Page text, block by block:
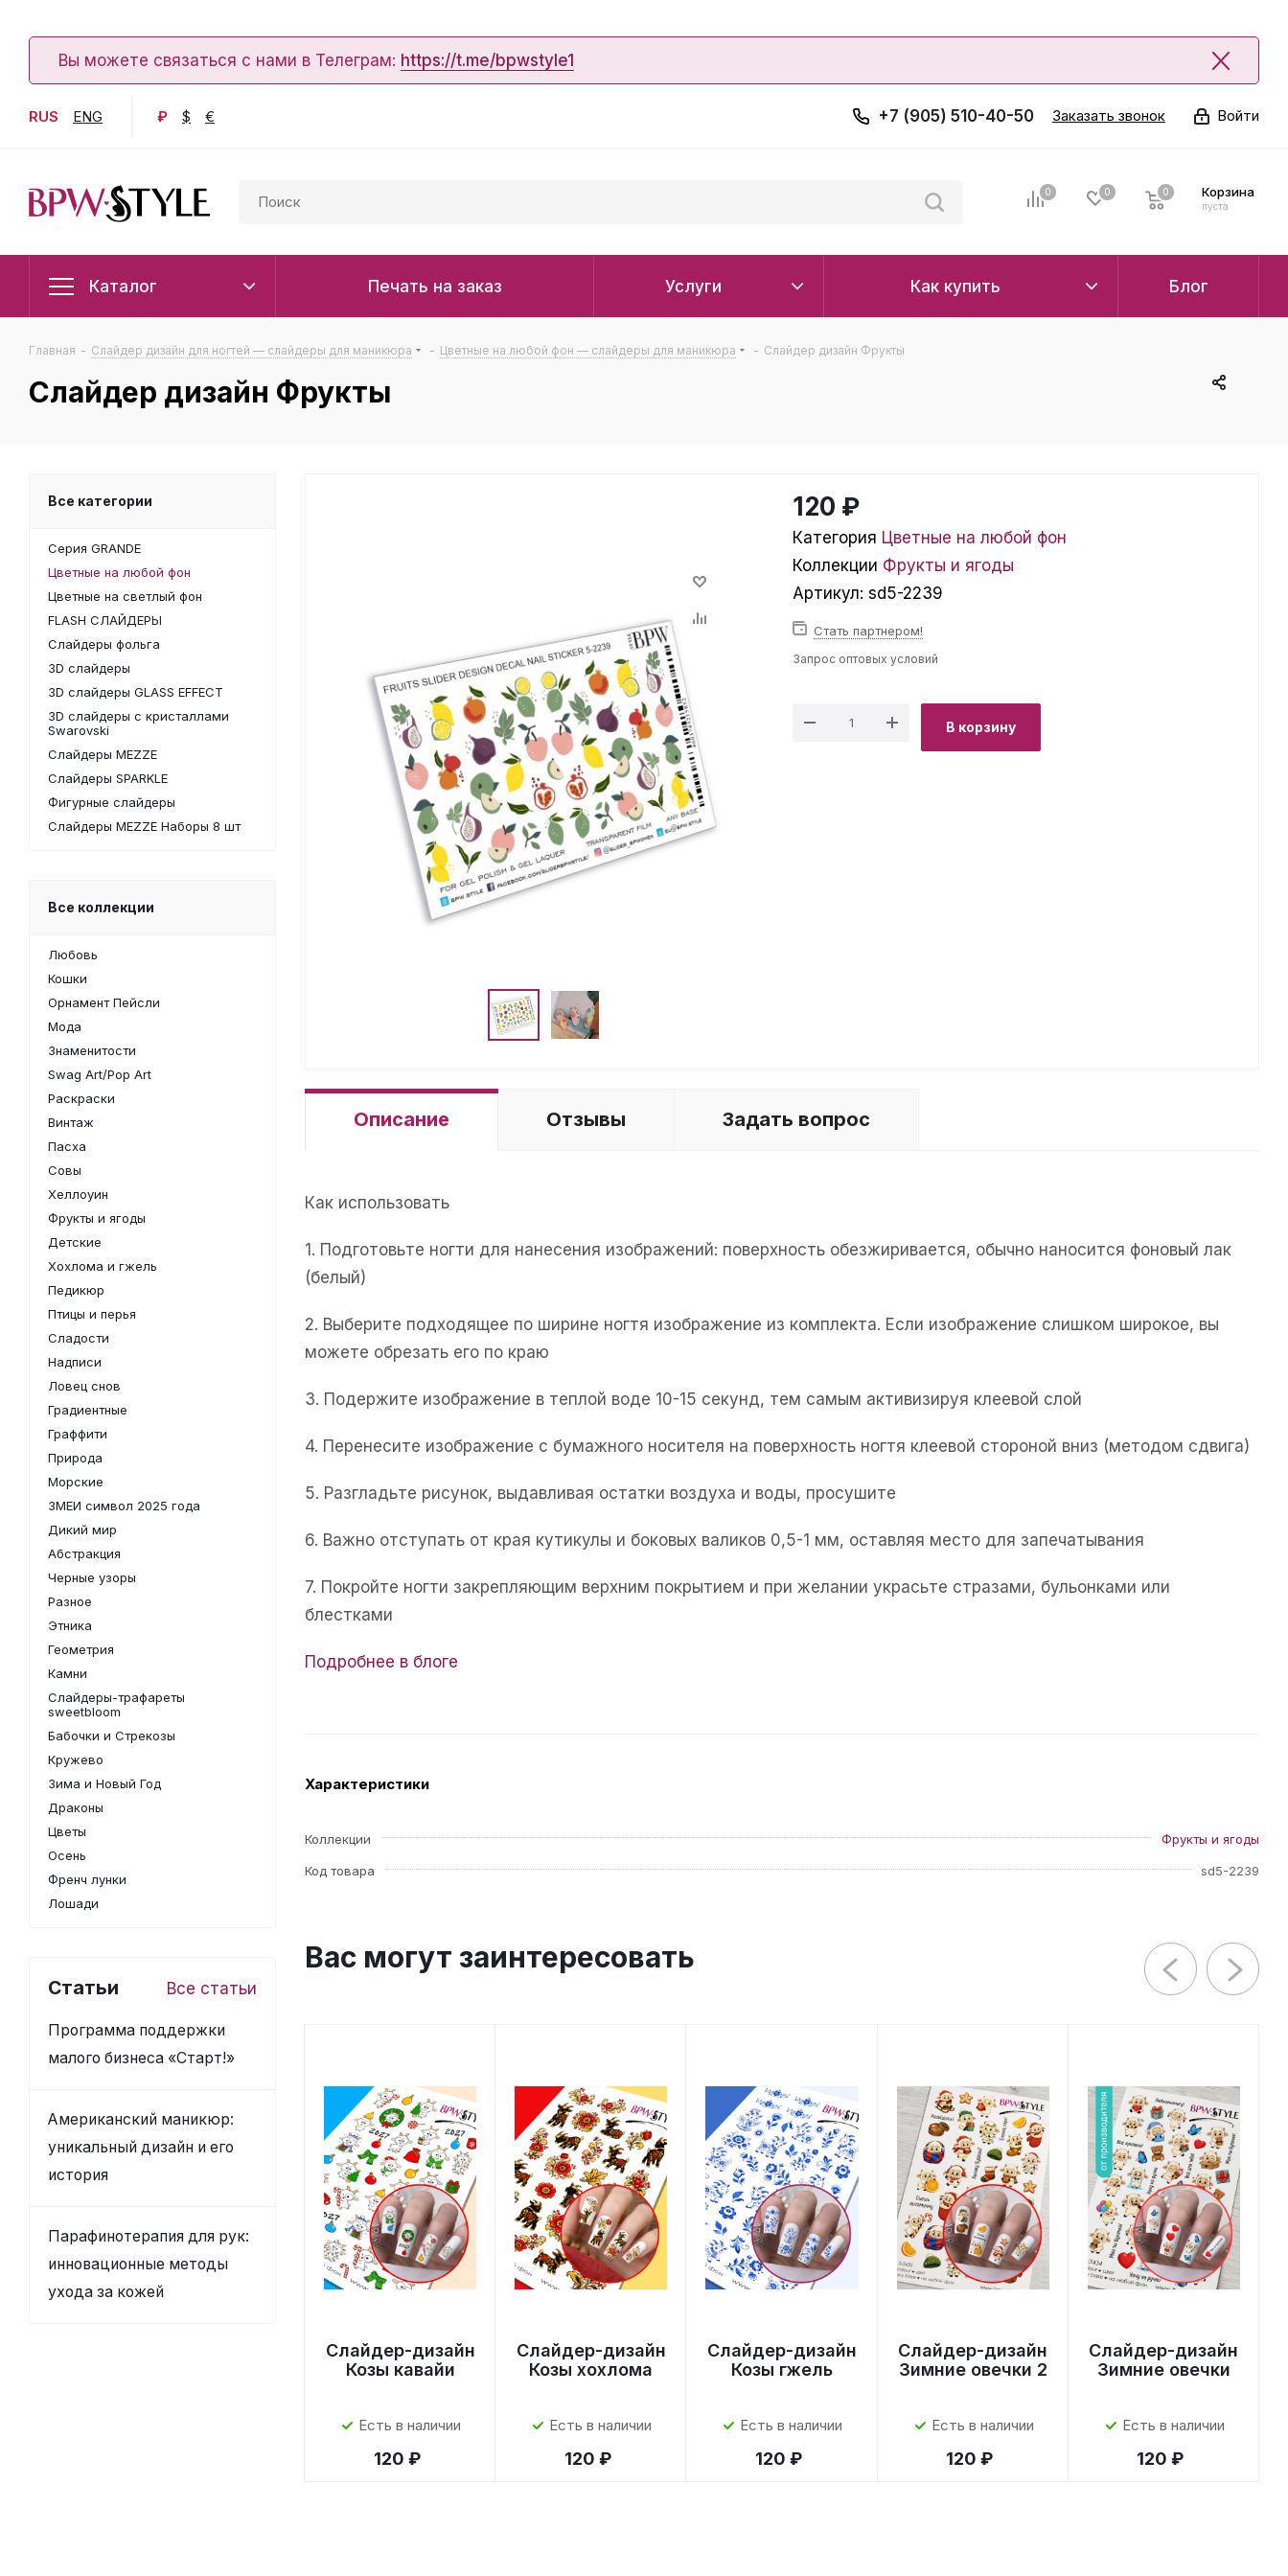
Вы можете связаться с нами в Телеграм: https://t.me/bpwstyle1
RUS ENG ₽ $ € Войти
+7 (905) 510-40-50 Заказать звонок
0 0 Корзина
0
пуста
0
Каталог Печать на заказ Услуги Как купить Блог
Главная - Слайдер дизайн для ногтей — слайдеры для маникюра - Цветные на любой фон — слайдеры для маникюра - Слайдер дизайн Фрукты
Слайдер дизайн Фрукты
120 ₽
Категория Цветные на любой фон
Коллекции Фрукты и ягоды
Артикул: sd5-2239
Стать партнером!
Запрос оптовых условий
В корзину
Описание Отзывы Задать вопрос
Как использовать
1. Подготовьте ногти для нанесения изображений: поверхность обезжиривается, обычно наносится фоновый лак
(белый)
2. Выберите подходящее по ширине ногтя изображение из комплекта. Если изображение слишком широкое, вы
можете обрезать его по краю
3. Подержите изображение в теплой воде 10-15 секунд, тем самым активизируя клеевой слой
4. Перенесите изображение с бумажного носителя на поверхность ногтя клеевой стороной вниз (методом сдвига)
5. Разгладьте рисунок, выдавливая остатки воздуха и воды, просушите
6. Важно отступать от края кутикулы и боковых валиков 0,5-1 мм, оставляя место для запечатывания
7. Покройте ногти закрепляющим верхним покрытием и при желании украсьте стразами, бульонками или
блестками
Подробнее в блоге
Характеристики
Коллекции Фрукты и ягоды
Код товара sd5-2239
Вас могут заинтересовать
Слайдер-дизайн
Козы кавайи
Есть в наличии
120 ₽
Слайдер-дизайн
Козы хохлома
Есть в наличии
120 ₽
Слайдер-дизайн
Козы гжель
Есть в наличии
120 ₽
Слайдер-дизайн
Зимние овечки 2
Есть в наличии
120 ₽
Слайдер-дизайн
Зимние овечки
Есть в наличии
120 ₽
Все категории
Серия GRANDE
Цветные на любой фон
Цветные на светлый фон
FLASH СЛАЙДЕРЫ
Слайдеры фольга
3D слайдеры
3D слайдеры GLASS EFFECT
3D слайдеры с кристаллами
Swarovski
Слайдеры MEZZE
Слайдеры SPARKLE
Фигурные слайдеры
Слайдеры MEZZE Наборы 8 шт
Все коллекции
Любовь
Кошки
Орнамент Пейсли
Мода
Знаменитости
Swag Art/Pop Art
Раскраски
Винтаж
Пасха
Совы
Хеллоуин
Фрукты и ягоды
Детские
Хохлома и гжель
Педикюр
Птицы и перья
Сладости
Надписи
Ловец снов
Градиентные
Граффити
Природа
Морские
ЗМЕИ символ 2025 года
Дикий мир
Абстракция
Черные узоры
Разное
Этника
Геометрия
Камни
Слайдеры-трафареты
sweetbloom
Бабочки и Стрекозы
Кружево
Зима и Новый Год
Драконы
Цветы
Осень
Френч лунки
Лошади
Статьи Все статьи
Программа поддержки
малого бизнеса «Старт!»
Американский маникюр:
уникальный дизайн и его
история
Парафинотерапия для рук:
инновационные методы
ухода за кожей